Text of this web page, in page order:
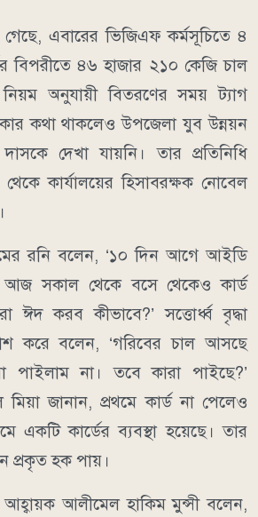
গেছে, এবারের ভিজিএফ কর্মসূচিতে ৪
বিপরীতে ৪৬ হাজার ২১০ কেজি চাল
অনুযায়ী বিতরণের সময় ট্যাগ
কথা থাকলেও উপজেলা যুব উন্নয়ন
দেখা যায়নি। তার প্রতিনিধি
কার্যালয়ের হিসাবরক্ষক নোবেল
রনি বলেন, ‘১০ দিন আগে আইডি
আজ সকাল থেকে বসে থেকেও কার্ড
করব কীভাবে?’ সত্তোর্ধ্ব বৃদ্ধা
করে বলেন, ‘গরিবের চাল আসছে
পাইলাম না। তবে কারা পাইছে?’
মিয়া জানান, প্রথমে কার্ড না পেলেও
একটি কার্ডের ব্যবস্থা হয়েছে। তার
প্রকৃত হক পায়।
আলীমেল হাকিম মুন্সী বলেন,